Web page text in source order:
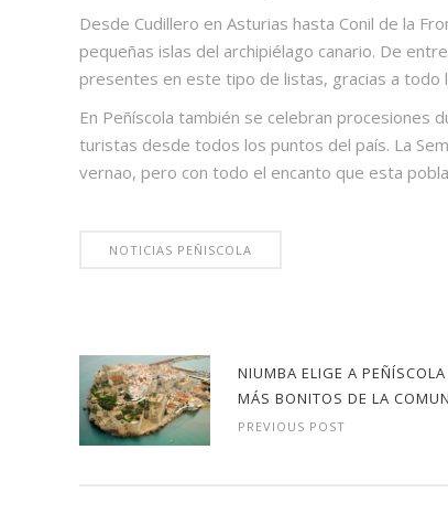
Desde Cudillero en Asturias hasta Conil de la
pequeñas islas del archipiélago canario. De
presentes en este tipo de listas, gracias a todo
En Peñíscola también se celebran procesiones
turistas desde todos los puntos del país. La
vernao, pero con todo el encanto que esta
NOTICIAS PEÑISCOLA
NIUMBA ELIGE A
MÁS BONITOS DE LA
PREVIOUS POST